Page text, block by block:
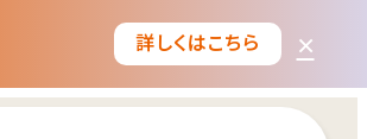
詳しくはこちら ×